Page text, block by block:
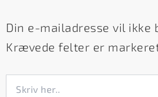
Din e-mailadresse vil ikke
Krævede felter er
her..